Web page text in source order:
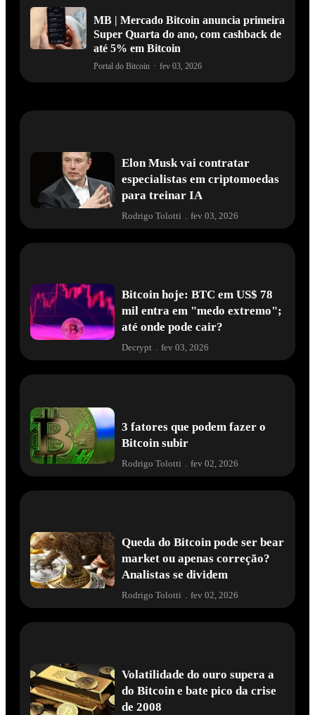
MB | Mercado Bitcoin anuncia primeira
Super Quarta do ano, com cashback de
até 5% em Bitcoin
Portal do Bitcoin · fev 03, 2026
Elon Musk vai contratar
especialistas em criptomoedas
para treinar IA
Rodrigo Tolotti fev 03, 2026
Bitcoin hoje: BTC em US$ 78
mil entra em "medo extremo";
até onde pode cair?
Decrypt . fev 03, 2026
3 fatores que podem fazer o
Bitcoin subir
Rodrigo Tolotti fev 02, 2026
Queda do Bitcoin pode ser bear
market ou apenas correção?
Analistas se dividem
Rodrigo Tolotti . fev 02, 2026
Volatilidade do ouro supera a
do Bitcoin e bate pico da crise
de 2008